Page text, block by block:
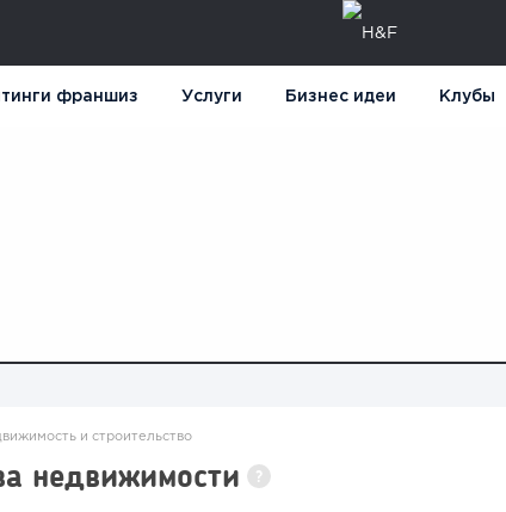
франшиз Услуги Бизнес идеи Клубы
и строительство
недвижимости ?